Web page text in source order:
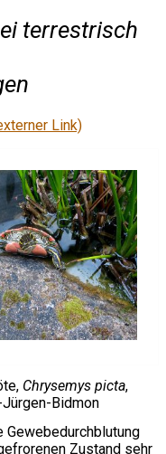
terrestrisch
Link)
Chrysemys picta,
Bidmon
Zustand sehr